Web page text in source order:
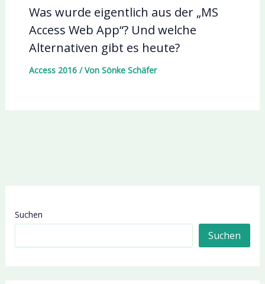
Was wurde eigentlich aus der „MS
Access Web App“? Und welche
Alternativen gibt es heute?
Access 2016/ Von Sönke Schäfer
Suchen
Suchen